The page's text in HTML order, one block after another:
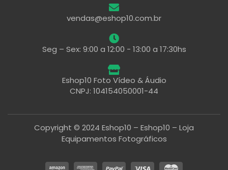
vendas@eshop10.com.br
Seg – Sex: 9:00 a 12:00 - 13:00 a 17:30hs
Eshop10 Foto Vídeo & Áudio
CNPJ: 104154050001-44
Copyright © 2024 Eshop10 – Eshop10 – Loja
Equipamentos Fotográficos